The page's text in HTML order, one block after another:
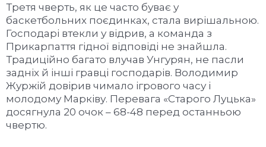
Третя чверть, як це часто буває у
баскетбольних поєдинках, стала вирішальною.
Господарі втекли у відрив, а команда з
Прикарпаття гідної відповіді не знайшла.
Традиційно багато влучав Унгурян, не пасли
задніх й інші гравці господарів. Володимир
Журжій довірив чимало ігрового часу і
молодому Марківу. Перевага «Старого Луцька»
досягнула 20 очок – 68-48 перед останньою
чвертю.